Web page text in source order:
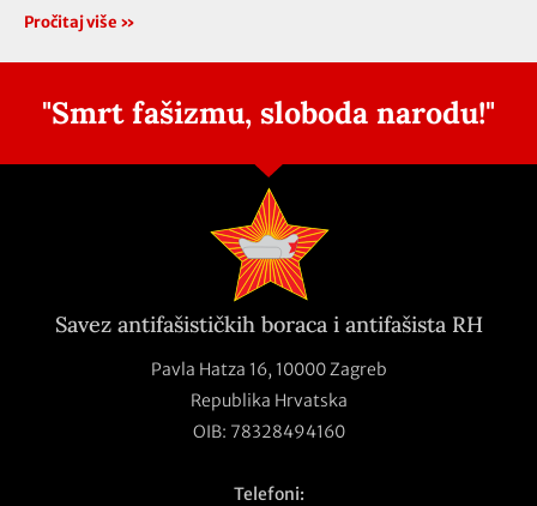
Pročitaj više »
"Smrt fašizmu, sloboda narodu!"
Savez antifašističkih boraca i antifašista RH
Pavla Hatza 16, 10000 Zagreb
Republika Hrvatska
OIB: 78328494160
Telefoni: